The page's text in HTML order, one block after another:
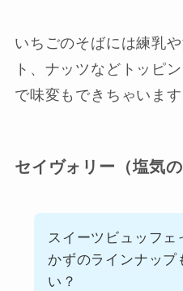
いちごのそばには練乳
ト、ナッツなどトッピ
で味変もできちゃいます
セイヴォリー（塩気
スイーツビュッフェ
かずのラインナップ
い？